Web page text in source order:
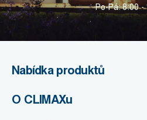
Po-Pá: 8:00 -
Nabídka produktů
O CLIMAXu